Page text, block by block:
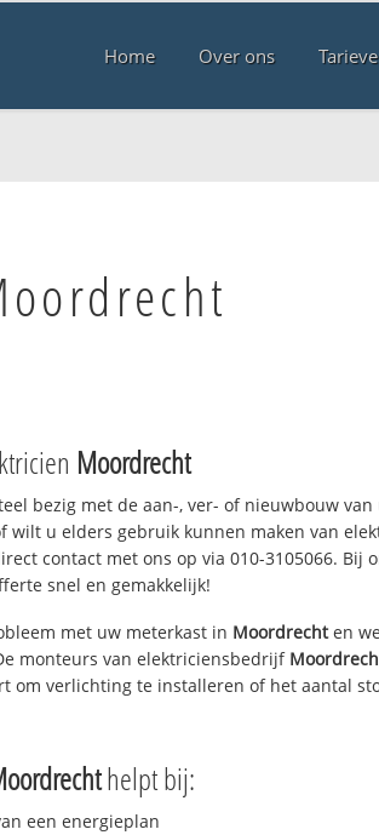
Home Over ons
Moordrecht
bezig met de aan-, ver- of nieuwbouw
wilt u elders gebruik kunnen maken van
contact met ons op via 010-3105066. Bij
snel en gemakkelijk!
met uw meterkast in Moordrechten
monteurs van elektriciensbedrijf
om verlichting te installeren of het aantal
helpt bij:
een energieplan